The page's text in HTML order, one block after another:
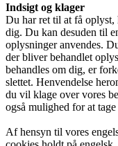
Indsigt og klager
Du har ret til at få
dig. Du kan desuden til
oplysninger anvendes.
der bliver behandlet
behandles om dig, er
slettet. Henvendelse
du vil klage over vores
også mulighed for at
Af hensyn til vores